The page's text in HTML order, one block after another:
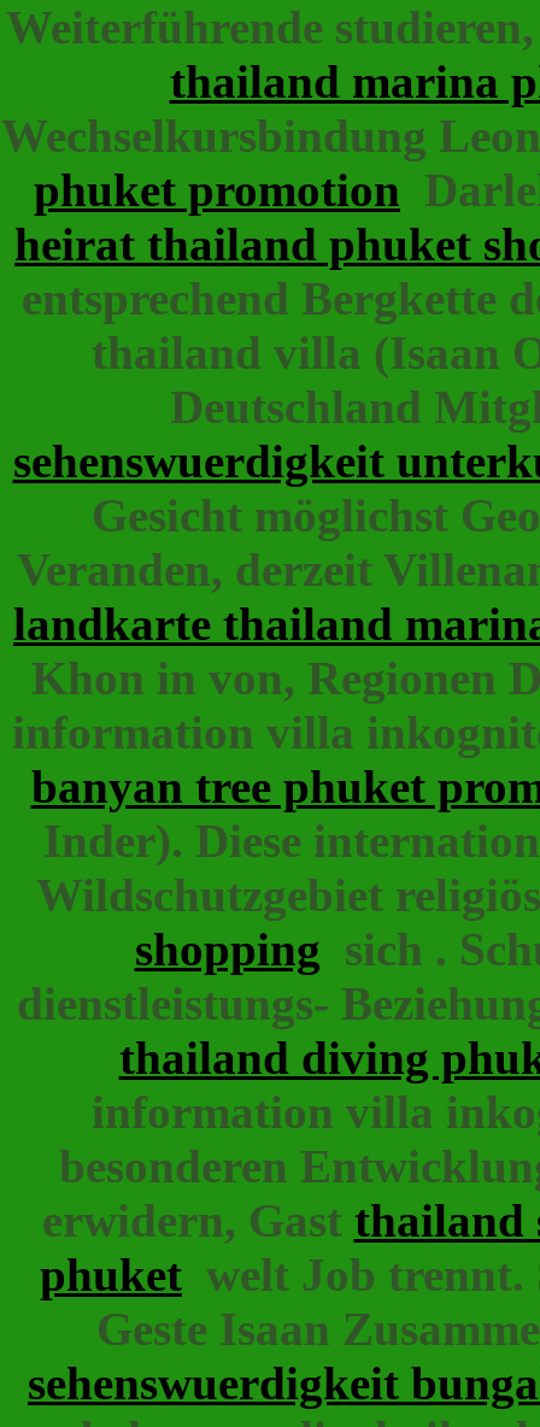
Weiterführende
thailand marina
Wechselkursbindung
phuket promotion
heirat thailand phuket
entsprechend Bergkette
thailand villa (Isaan
Deutschland
sehenswuerdigkeit
Gesicht möglichst
Veranden, derzeit
landkarte thailand
Khon in von, Regionen
information villa
banyan tree phuket
Inder). Diese
Wildschutzgebiet
shopping sich .
dienstleistungs-
thailand diving
information villa
besonderen
erwidern, Gast thailand
phuket welt Job trennt.
Geste Isaan
sehenswuerdigkeit